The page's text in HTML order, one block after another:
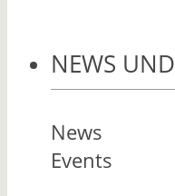
NEWS
News
Events